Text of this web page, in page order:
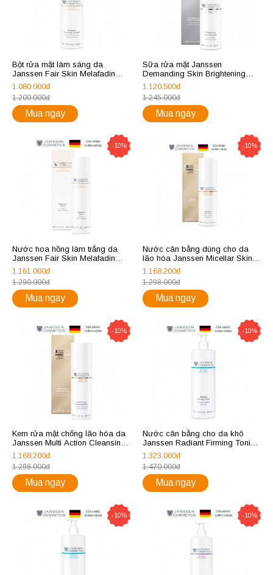
Bột rửa mặt làm sáng da
Janssen Fair Skin Melafadin
Cleansing Powder 100ml
1.080.000đ
1.200.000đ
Mua ngay
Sữa rửa mặt Janssen
Demanding Skin Brightening
1.120.500đ
1.245.000đ
Mua ngay
-10%
Nước hoa hồng làm trắng da
Janssen Fair Skin Melafadin
Toner 100ml
1.161.000đ
1.290.000đ
Mua ngay
-10%
Nước cân bằng dùng cho da
lão hóa Janssen Micellar Skin
Tonic
1.168.200đ
1.298.000đ
Mua ngay
-10%
Kem rửa mặt chống lão hóa da
Janssen Multi Action Cleansing
Balm 50ml
1.168.200đ
1.298.000đ
Mua ngay
-10%
Nước cân bằng cho da khô
Janssen Radiant Firming Tonic
500ml
1.323.000đ
1.470.000đ
Mua ngay
-10% -10%